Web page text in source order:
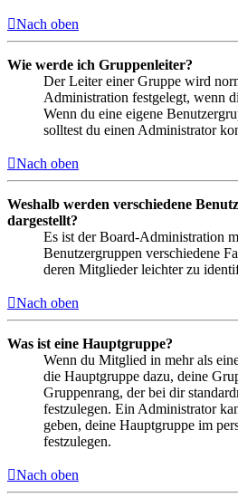
Nach oben
Wie werde ich Gruppenleiter?
Der Leiter einer Gruppe wird
Administration festgelegt, wenn
Wenn du eine eigene
solltest du einen Administrator
Nach oben
Weshalb werden verschiedene
dargestellt?
Es ist der Board-Administration
Benutzergruppen verschiedene
deren Mitglieder leichter zu
Nach oben
Was ist eine Hauptgruppe?
Wenn du Mitglied in mehr als
die Hauptgruppe dazu, deine
Gruppenrang, der bei dir
festzulegen. Ein Administrator
geben, deine Hauptgruppe im
festzulegen.
Nach oben